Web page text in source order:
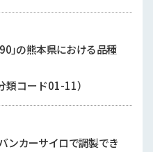
」の熊本県における品種
類コード01-11）
ンカーサイロで調製でき